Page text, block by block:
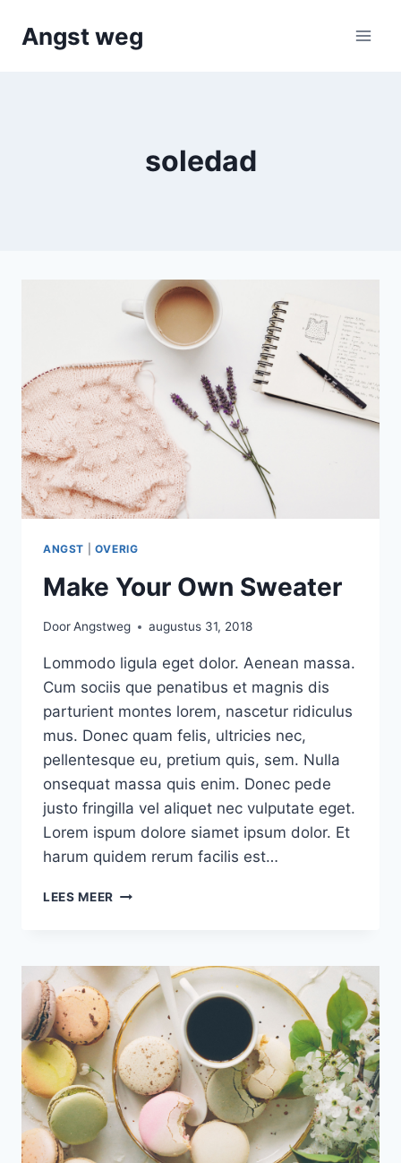
naarAngst weg
soledad
ANGST OVERIG
Make Your Own Sweater
DoorAngstweg augustus 31, 2018
Lommodo ligula eget dolor. Aenean massa.
Cum sociis que penatibus et magnis dis
parturient montes lorem, nascetur ridiculus
mus. Donec quam felis, ultricies nec,
pellentesque eu, pretium quis, sem. Nulla
onsequat massa quis enim. Donec pede
justo fringilla vel aliquet nec vulputate eget.
Lorem ispum dolore siamet ipsum dolor. Et
harum quidem rerum facilis est…
LEES MEER MAKE